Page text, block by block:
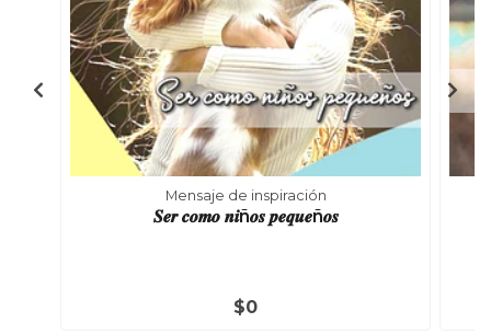
Mensaje de inspiración
𝑺𝒆𝒓 𝒄𝒐𝒎𝒐 𝒏𝒊ñ𝒐𝒔 𝒑𝒆𝒒𝒖𝒆ñ𝒐𝒔
$0